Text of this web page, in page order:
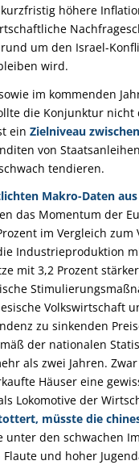
höhere
um den Israel-
wird.
im kommenden
die Konjunktur
ein Zielniveau
von
tendieren.
Makro-Daten
das Momentum der
im Vergleich
Industrieproduktion
mit 3,2 Prozent
Volkswirtschaft
zu sinkenden
der nationalen
als zwei Jahren.
Häuser eine
Lokomotive der
müsste die
unter den schwachen
und hoher